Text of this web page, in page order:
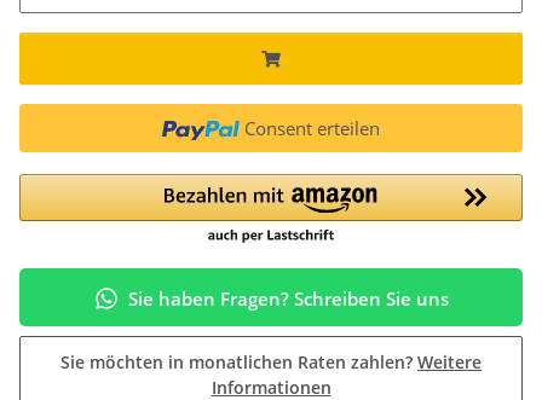
Consent erteilen
Sie haben Fragen? Schreiben Sie uns
Sie möchten in monatlichen Raten zahlen? Weitere
Informationen